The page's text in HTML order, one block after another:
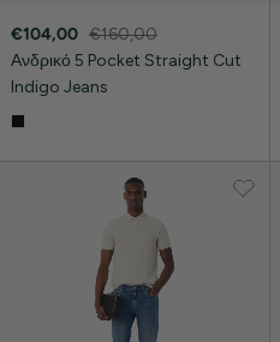
€104,00 €160,00
Ανδρικό 5 Pocket Straight Cut
Indigo Jeans